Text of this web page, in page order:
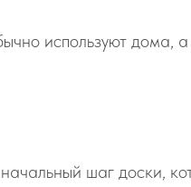
используют дома,
шаг доски,